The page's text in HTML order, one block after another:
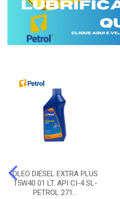
OLEO DIESEL EXTRA PLUS
15W40 01 LT. API CI-4 SL-
PETROL 271...